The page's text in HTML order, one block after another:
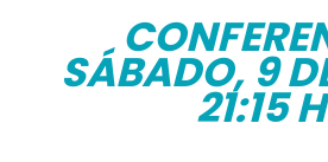
SÁBADO, 9
21:15